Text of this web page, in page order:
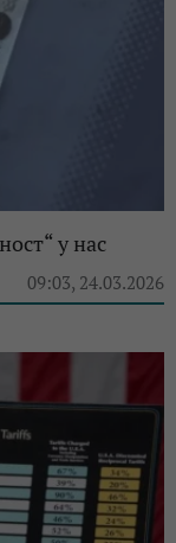
у нас
09:03, 24.03.2026